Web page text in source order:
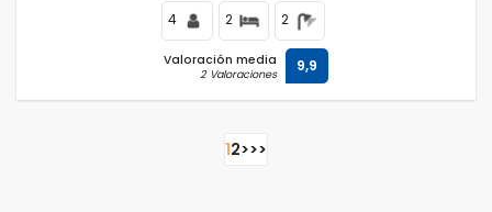
4 2 2
Valoración media
2 Valoraciones 9,9
12>>>